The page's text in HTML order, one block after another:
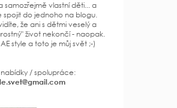
vlastní děti... a
spojit do jednoho na blogu.
že ani s dětmi veselý a
život nekončí - naopak.
style a toto je můj svět ;-)
/ spolupráce: